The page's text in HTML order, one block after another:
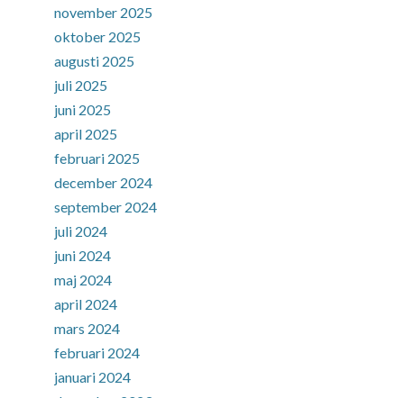
november 2025
oktober 2025
augusti 2025
juli 2025
juni 2025
april 2025
februari 2025
december 2024
september 2024
juli 2024
juni 2024
maj 2024
april 2024
mars 2024
februari 2024
januari 2024